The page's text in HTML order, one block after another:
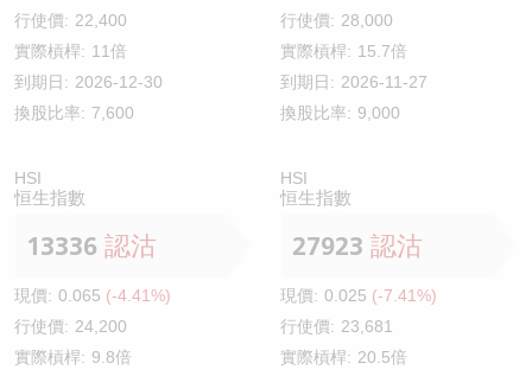
行使價: 22,400
實際槓桿: 11倍
到期日: 2026-12-30
換股比率: 7,600
行使價: 28,000
實際槓桿: 15.7倍
到期日: 2026-11-27
換股比率: 9,000
HSI
恒生指數
13336 認沽
現價: 0.065 (-4.41%)
行使價: 24,200
實際槓桿: 9.8倍
HSI
恒生指數
27923 認沽
現價: 0.025 (-7.41%)
行使價: 23,681
實際槓桿: 20.5倍